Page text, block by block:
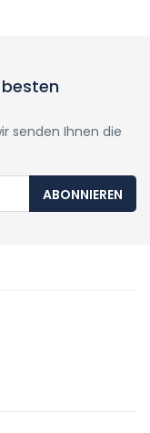
senden Ihnen die
ABONNIEREN